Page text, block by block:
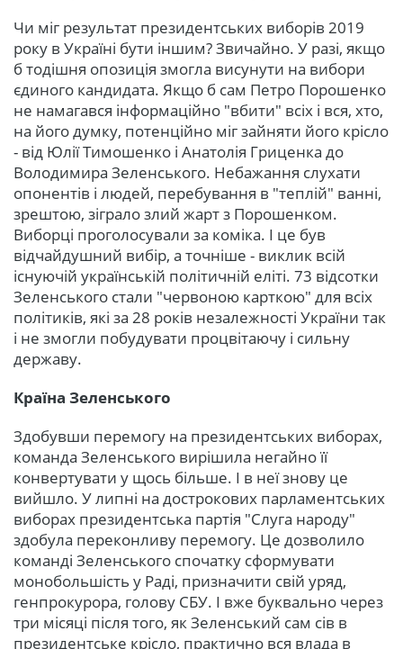
Чи міг результат президентських виборів 2019
року в Україні бути іншим? Звичайно. У разі, якщо
б тодішня опозиція змогла висунути на вибори
єдиного кандидата. Якщо б сам Петро Порошенко
не намагався інформаційно "вбити" всіх і вся, хто,
на його думку, потенційно міг зайняти його крісло
- від Юлії Тимошенко і Анатолія Гриценка до
Володимира Зеленського. Небажання слухати
опонентів і людей, перебування в "теплій" ванні,
зрештою, зіграло злий жарт з Порошенком.
Виборці проголосували за коміка. І це був
відчайдушний вибір, а точніше - виклик всій
існуючій українській політичній еліті. 73 відсотки
Зеленського стали "червоною карткою" для всіх
політиків, які за 28 років незалежності України так
і не змогли побудувати процвітаючу і сильну
державу.
Країна Зеленського
Здобувши перемогу на президентських виборах,
команда Зеленського вирішила негайно її
конвертувати у щось більше. І в неї знову це
вийшло. У липні на дострокових парламентських
виборах президентська партія "Слуга народу"
здобула переконливу перемогу. Це дозволило
команді Зеленського спочатку сформувати
монобольшість у Раді, призначити свій уряд,
генпрокурора, голову СБУ. І вже буквально через
три місяці після того, як Зеленський сам сів в
президентське крісло, практично вся влада в